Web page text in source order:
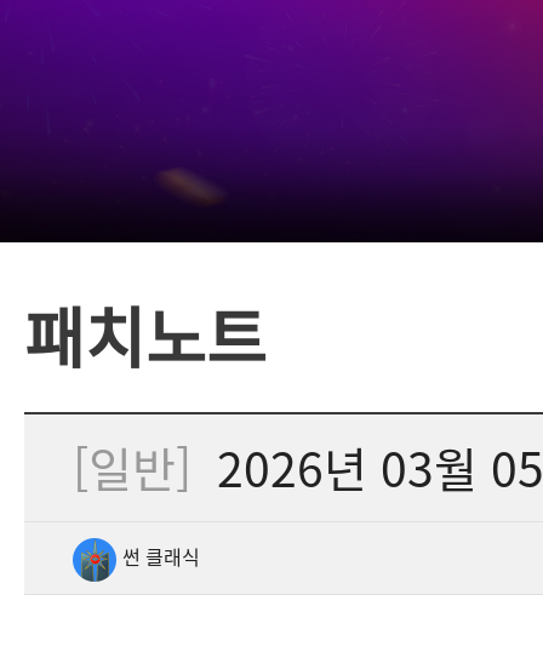
패치노트
[일반] 2026년 03월
썬 클래식